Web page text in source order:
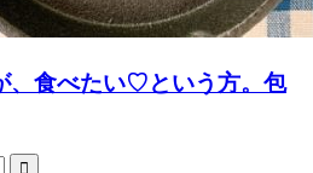
、食べたい♡という方。包